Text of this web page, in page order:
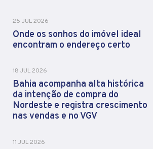
25 JUL 2026
Onde os sonhos do imóvel ideal
encontram o endereço certo
18 JUL 2026
Bahia acompanha alta histórica
da intenção de compra do
Nordeste e registra crescimento
nas vendas e no VGV
11 JUL 2026